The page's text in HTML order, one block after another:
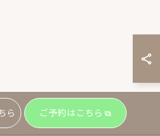
ら ご予約はこちら